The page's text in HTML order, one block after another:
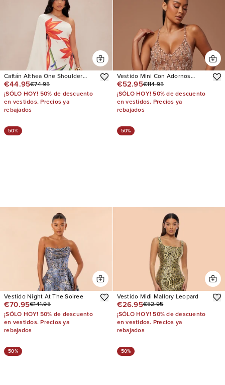
Caftán Althea One Shoulder
Satin
€44.95€74.95
¡SÓLO HOY! 50% de descuento
en vestidos. Precios ya
rebajados
Vestido Mini Con Adornos
Chantilly
€52.95€114.95
¡SÓLO HOY! 50% de descuento
en vestidos. Precios ya
rebajados
50%
Vestido Night At The Soiree
€70.95€141.95
¡SÓLO HOY! 50% de descuento
en vestidos. Precios ya
rebajados
50%
Vestido Midi Mallory Leopard
€26.95€52.95
¡SÓLO HOY! 50% de descuento
en vestidos. Precios ya
rebajados
50% 50%